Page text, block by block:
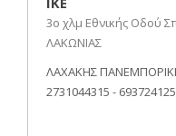
3ο χλμ Εθνικής Οδού
ΛΑΚΩΝΙΑΣ
ΛΑΧΑΚΗΣ
2731044315 -